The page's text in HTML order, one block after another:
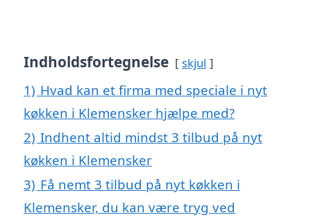
Indholdsfortegnelse skjul
1) Hvad kan et firma med speciale i nyt
køkken i Klemensker hjælpe med?
2) Indhent altid mindst 3 tilbud på nyt
køkken i Klemensker
3) Få nemt 3 tilbud på nyt køkken i
Klemensker, du kan være tryg ved